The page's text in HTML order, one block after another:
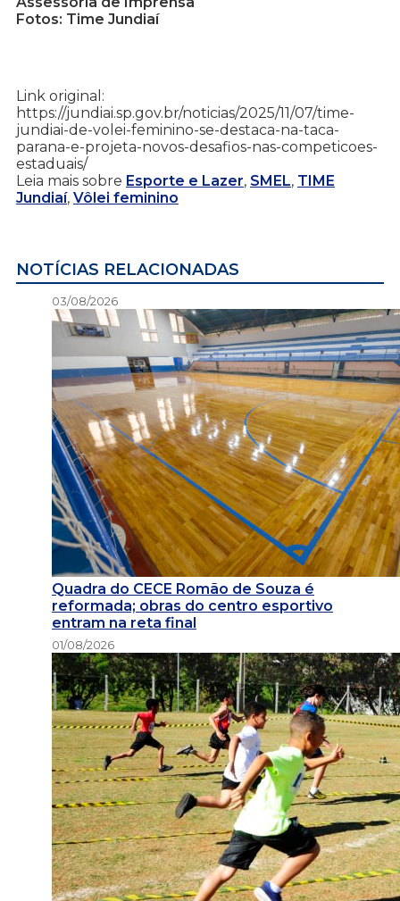
Fotos: Time Jundiaí
Link original:
https://jundiai.sp.gov.br/noticias/2025/11/07/time-
jundiai-de-volei-feminino-se-destaca-na-taca-
parana-e-projeta-novos-desafios-nas-competicoes-
estaduais/
Leia mais sobre Esporte e Lazer, SMEL, TIME
Jundiaí, Vôlei feminino
NOTÍCIAS RELACIONADAS
03/08/2026
Quadra do CECE Romão de Souza é
reformada; obras do centro esportivo
entram na reta final
01/08/2026